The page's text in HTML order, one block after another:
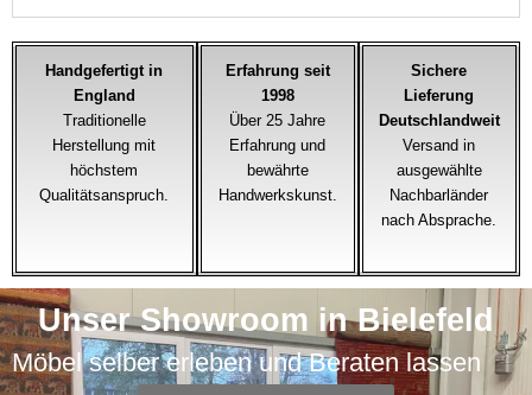
Handgefertigt in
England
Traditionelle
Herstellung mit
höchstem
Qualitätsanspruch.
Erfahrung seit
1998
Über 25 Jahre
Erfahrung und
bewährte
Handwerkskunst.
Sichere
Lieferung
Deutschlandweit
Versand in
ausgewählte
Nachbarländer
nach Absprache.
Unser Showroom in Bielefeld
Möbel selber erleben und Beraten lassen